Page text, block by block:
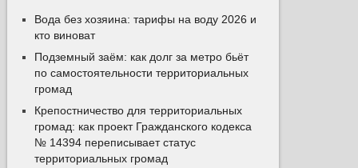
Вода без хозяина: тарифы на воду 2026 и
кто виноват
Подземный заём: как долг за метро бьёт
по самостоятельности территориальных
громад
Крепостничество для территориальных
громад: как проект Гражданского кодекса
№ 14394 переписывает статус
территориальных громад